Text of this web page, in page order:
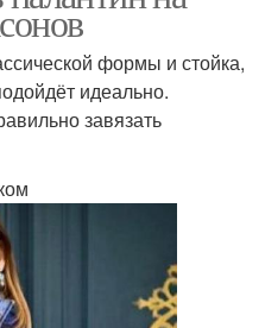
формы и стойка,
идеально.
завязать